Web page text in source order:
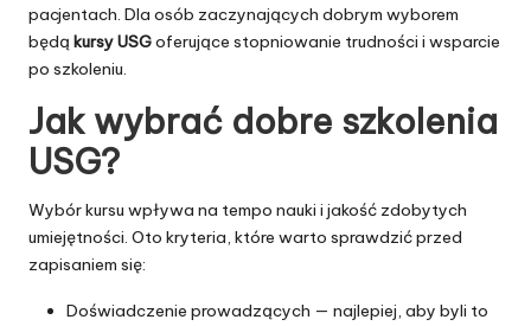
pacjentach. Dla osób zaczynających dobrym wyborem
będą kursy USGoferujące stopniowanie trudności i wsparcie
po szkoleniu.
Jak wybrać dobre szkolenia
USG?
Wybór kursu wpływa na tempo nauki i jakość zdobytych
umiejętności. Oto kryteria, które warto sprawdzić przed
zapisaniem się:
Doświadczenie prowadzących — najlepiej, aby byli to